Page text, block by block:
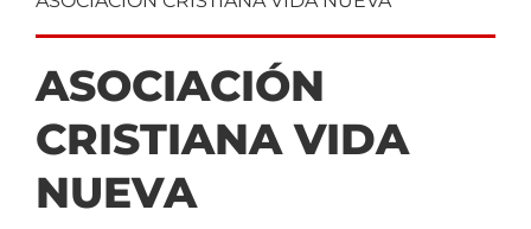
de
navegación
ASOCIACIÓN
CRISTIANA VIDA
NUEVA